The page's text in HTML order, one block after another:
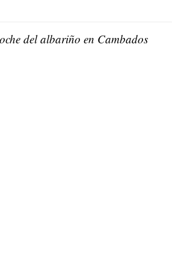
del albariño en Cambados